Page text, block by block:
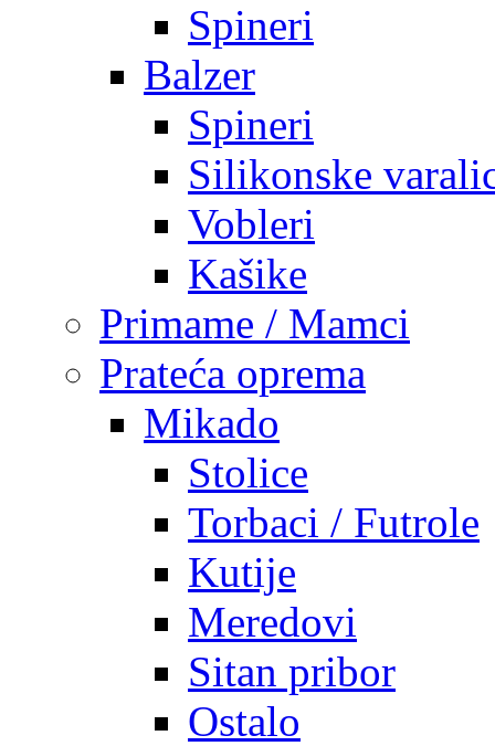
Spineri
Balzer
Spineri
Silikonske
Vobleri
Kašike
Primame / Mamci
Prateća oprema
Mikado
Stolice
Torbaci / Futrole
Kutije
Meredovi
Sitan pribor
Ostalo